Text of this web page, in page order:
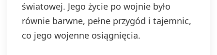
światowej. Jego życie po wojnie było
równie barwne, pełne przygód i tajemnic,
co jego wojenne osiągnięcia.